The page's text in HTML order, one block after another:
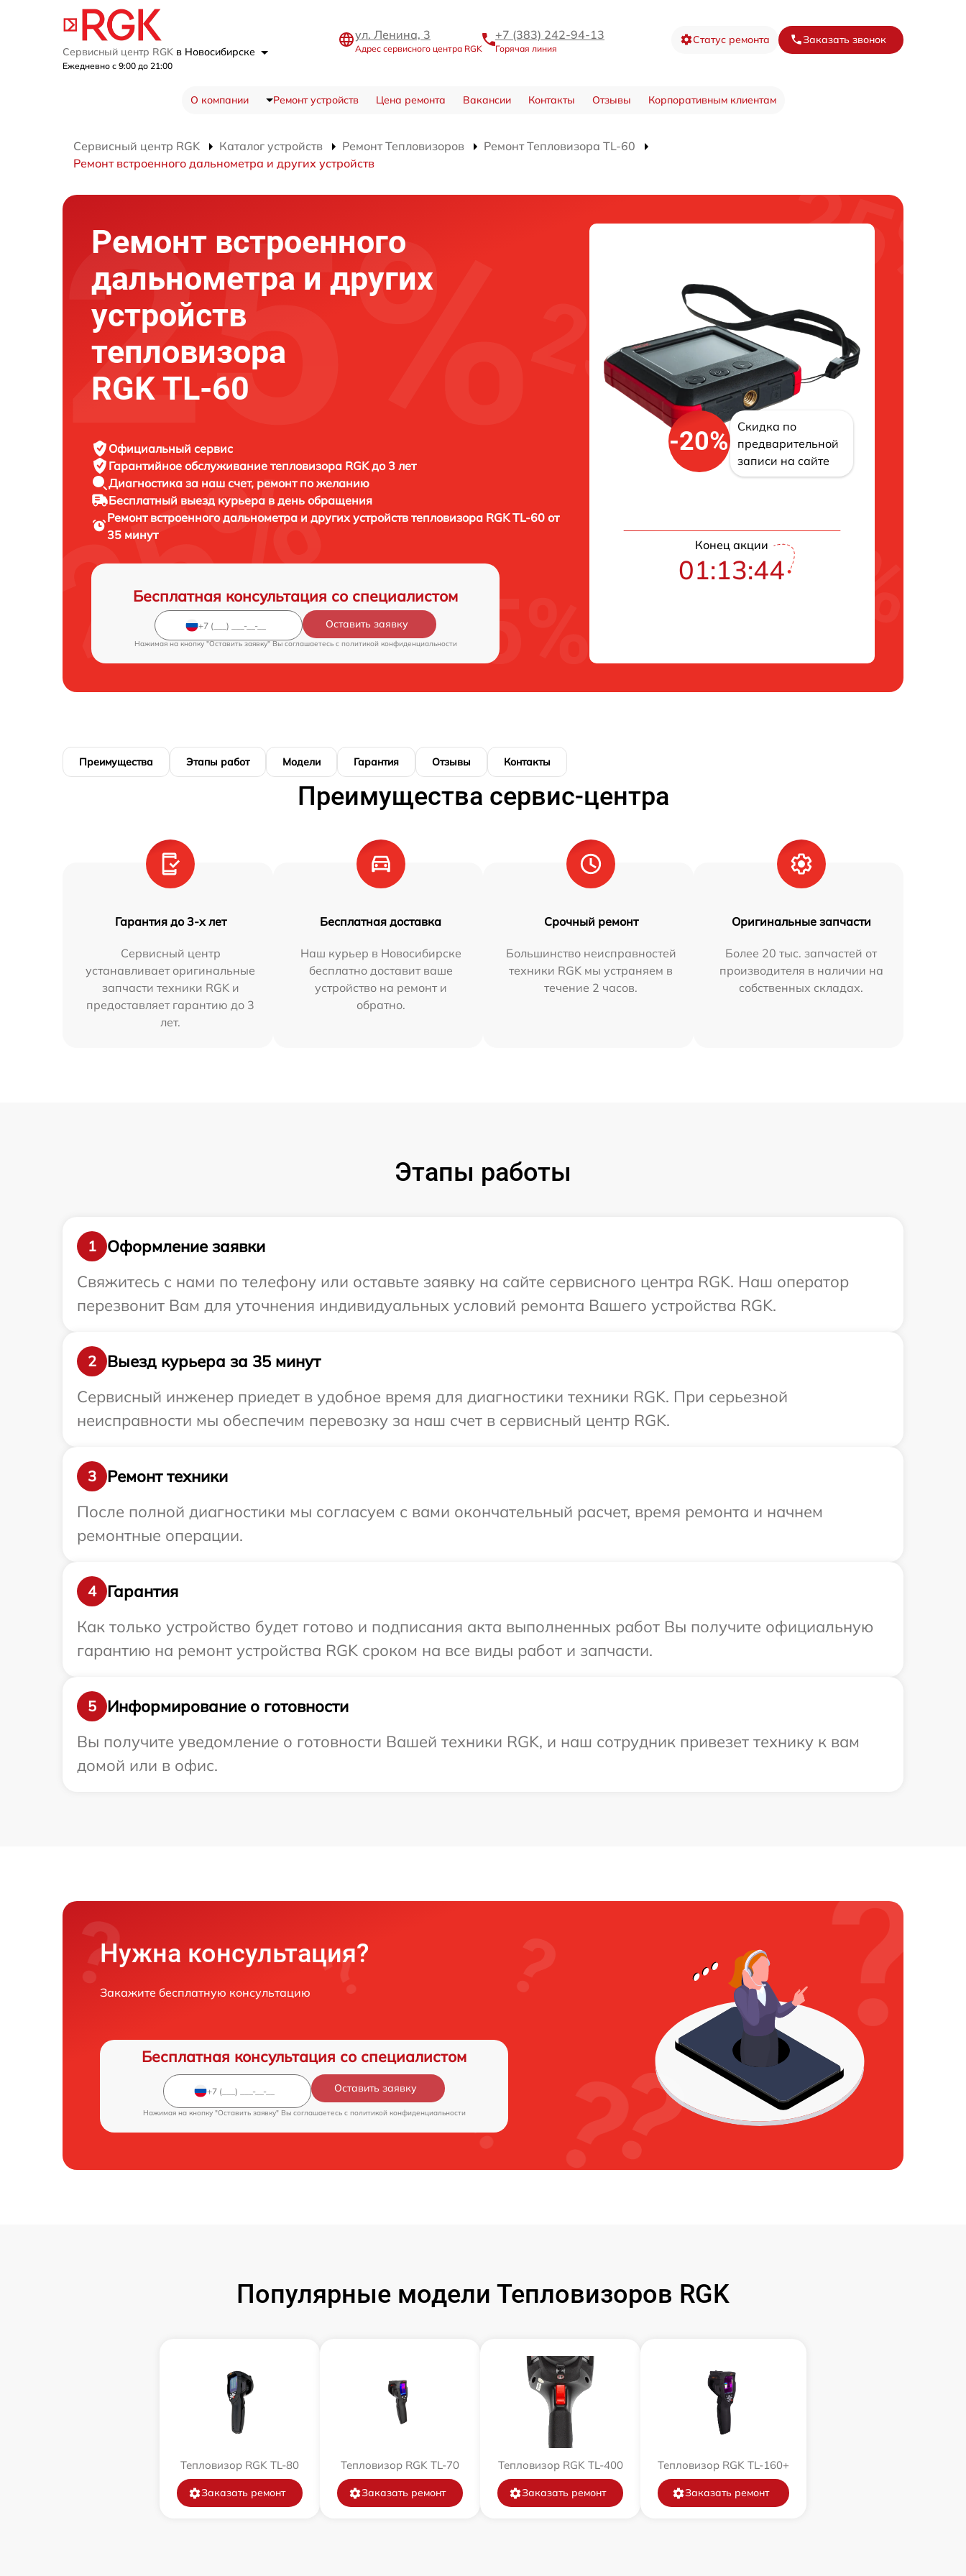
Сервисный центр RGK в Новосибирске
Ежедневно с 9:00 до 21:00
ул. Ленина, 3
Адрес сервисного центра RGK
+7 (383) 242-94-13
Горячая линия
Статус ремонта Заказать звонок
О компании Ремонт устройств Цена ремонта Вакансии Контакты Отзывы Корпоративным клиентам
Сервисный центр RGK Каталог устройств Ремонт Тепловизоров
Ремонт Тепловизора TL-60
Ремонт встроенного дальнометра и других устройств
Ремонт встроенного
дальнометра и других
устройств
тепловизора
RGK TL-60
Официальный сервис
Гарантийное обслуживание тепловизора RGK до 3 лет
Диагностика за наш счет, ремонт по желанию
Бесплатный выезд курьера в день обращения
Ремонт встроенного дальнометра и других устройств тепловизора RGK TL-60 от
35 минут
Бесплатная консультация со специалистом
Оставить заявку
Нажимая на кнопку "Оставить заявку" Вы соглашаетесь c политикой конфиденциальности
-20%
Скидка по
предварительной
записи на сайте
Конец акции
01:13:43
Преимущества Этапы работ Модели Гарантия Отзывы Контакты
Преимущества сервис-центра
Гарантия до 3-х лет
Сервисный центр
устанавливает оригинальные
запчасти техники RGK и
предоставляет гарантию до 3
лет.
Бесплатная доставка
Наш курьер в Новосибирске
бесплатно доставит ваше
устройство на ремонт и
обратно.
Срочный ремонт
Большинство неисправностей
техники RGK мы устраняем в
течение 2 часов.
Оригинальные запчасти
Более 20 тыс. запчастей от
производителя в наличии на
собственных складах.
Этапы работы
1
Оформление заявки
Свяжитесь с нами по телефону или оставьте заявку на сайте сервисного центра RGK. Наш оператор
перезвонит Вам для уточнения индивидуальных условий ремонта Вашего устройства RGK.
2
Выезд курьера за 35 минут
Сервисный инженер приедет в удобное время для диагностики техники RGK. При серьезной
неисправности мы обеспечим перевозку за наш счет в сервисный центр RGK.
3
Ремонт техники
После полной диагностики мы согласуем с вами окончательный расчет, время ремонта и начнем
ремонтные операции.
4
Гарантия
Как только устройство будет готово и подписания акта выполненных работ Вы получите официальную
гарантию на ремонт устройства RGK сроком на все виды работ и запчасти.
5
Информирование о готовности
Вы получите уведомление о готовности Вашей техники RGK, и наш сотрудник привезет технику к вам
домой или в офис.
Нужна консультация?
Закажите бесплатную консультацию
Бесплатная консультация со специалистом
Оставить заявку
Нажимая на кнопку "Оставить заявку" Вы соглашаетесь c политикой конфиденциальности
Популярные модели Тепловизоров RGK
Тепловизор RGK TL-80
Заказать ремонт
Тепловизор RGK TL-70
Заказать ремонт
Тепловизор RGK TL-400
Заказать ремонт
Тепловизор RGK TL-160+
Заказать ремонт